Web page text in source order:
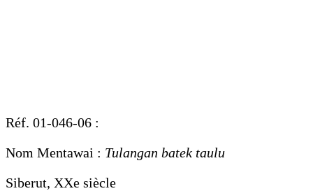
Réf. 01-046-06 :
Nom Mentawai : Tulangan batek taulu
Siberut, XXe siècle